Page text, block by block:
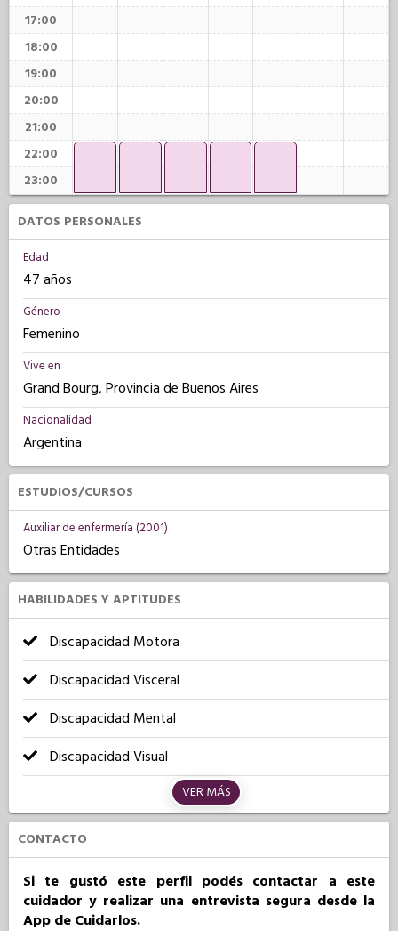
17:00
18:00
19:00
20:00
21:00
22:00
23:00
DATOS PERSONALES
Edad
47 años
Género
Femenino
Vive en
Grand Bourg, Provincia de Buenos Aires
Nacionalidad
Argentina
ESTUDIOS/CURSOS
Auxiliar de enfermería (2001)
Otras Entidades
HABILIDADES Y APTITUDES
Discapacidad Motora
Discapacidad Visceral
Discapacidad Mental
Discapacidad Visual
VER MÁS
CONTACTO
Si te gustó este perfil podés contactar a este
cuidador y realizar una entrevista segura desde la
App de Cuidarlos.